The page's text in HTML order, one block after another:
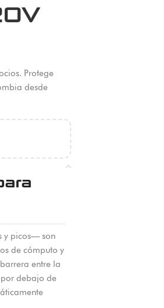
Protege
desde
y picos— son
de cómputo y
entre la
debajo de